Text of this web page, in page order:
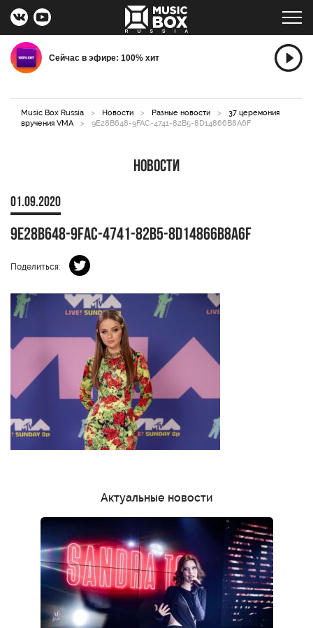
Сейчас в эфире: 100% хит
Music Box Russia > Новости > Разные новости >
37 церемония
вручения VMA
> 9E28B648-9FAC-4741-82B5-8D14866B8A6F
Новости
01.09.2020
9E28B648-9FAC-4741-82B5-8D14866B8A6F
Поделиться:
Актуальные новости